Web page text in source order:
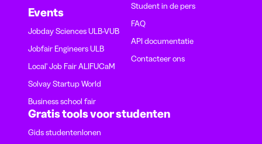
Events
Jobday Sciences ULB-VUB
Jobfair Engineers ULB
Local' Job Fair ALIFUCaM
Solvay Startup World
Business school fair
Student in de pers
FAQ
API documentatie
Contacteer ons
Gratis tools voor studenten
Gids studentenlonen